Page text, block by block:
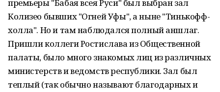
премьеры "Бабая всея Руси" был выбран зал
Колизео бывших "Огней Уфы", а ныне "Тинькофф-
холла". Но и там наблюдался полный аншлаг.
Пришли коллеги Ростислава из Общественной
палаты, было много знакомых лиц из различных
министерств и ведомств республики. Зал был
теплый (так обычно называют благодарных и